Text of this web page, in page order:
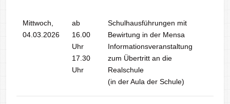
Mittwoch,
04.03.2026
ab
16.00
Uhr
17.30
Uhr
Schulhausführungen mit
Bewirtung in der Mensa
Informationsveranstaltung
zum Übertritt an die
Realschule
(in der Aula der Schule)